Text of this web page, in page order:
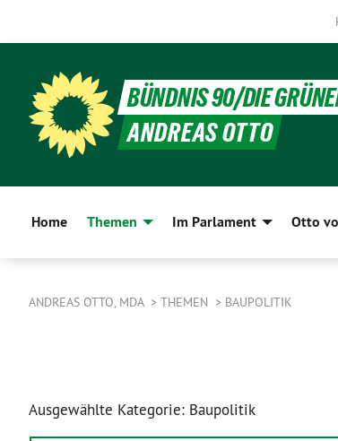
BÜNDNIS 90/DIE
ANDREAS OTTO
Home Themen Im Parlament Otto
ANDREAS OTTO, MDA THEMEN BAUPOLITIK
Ausgewählte Kategorie: Baupolitik